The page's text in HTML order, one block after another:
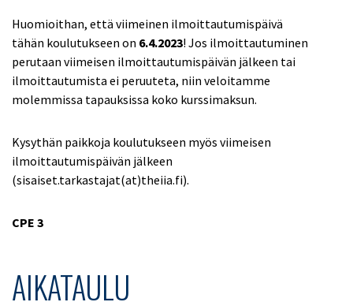
Huomioithan, että viimeinen ilmoittautumispäivä
tähän koulutukseen on 6.4.2023! Jos ilmoittautuminen
perutaan viimeisen ilmoittautumispäivän jälkeen tai
ilmoittautumista ei peruuteta, niin veloitamme
molemmissa tapauksissa koko kurssimaksun.
Kysythän paikkoja koulutukseen myös viimeisen
ilmoittautumispäivän jälkeen
(sisaiset.tarkastajat(at)theiia.fi).
CPE 3
AIKATAULU